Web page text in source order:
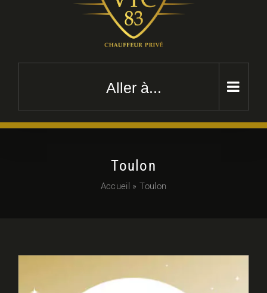
Aller à...
Toulon
Accueil »Toulon